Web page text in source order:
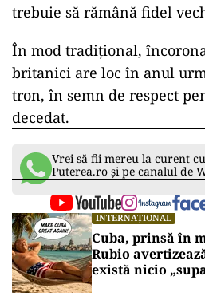
trebuie să rămână fidel
În mod tradițional,
britanici are loc în anul
tron, în semn de respect
decedat.
Vrei să fii mereu la curent
Puterea.ro și pe canalul de
INTERNAȚIONAL
Cuba, prinsă în
Rubio
există nicio